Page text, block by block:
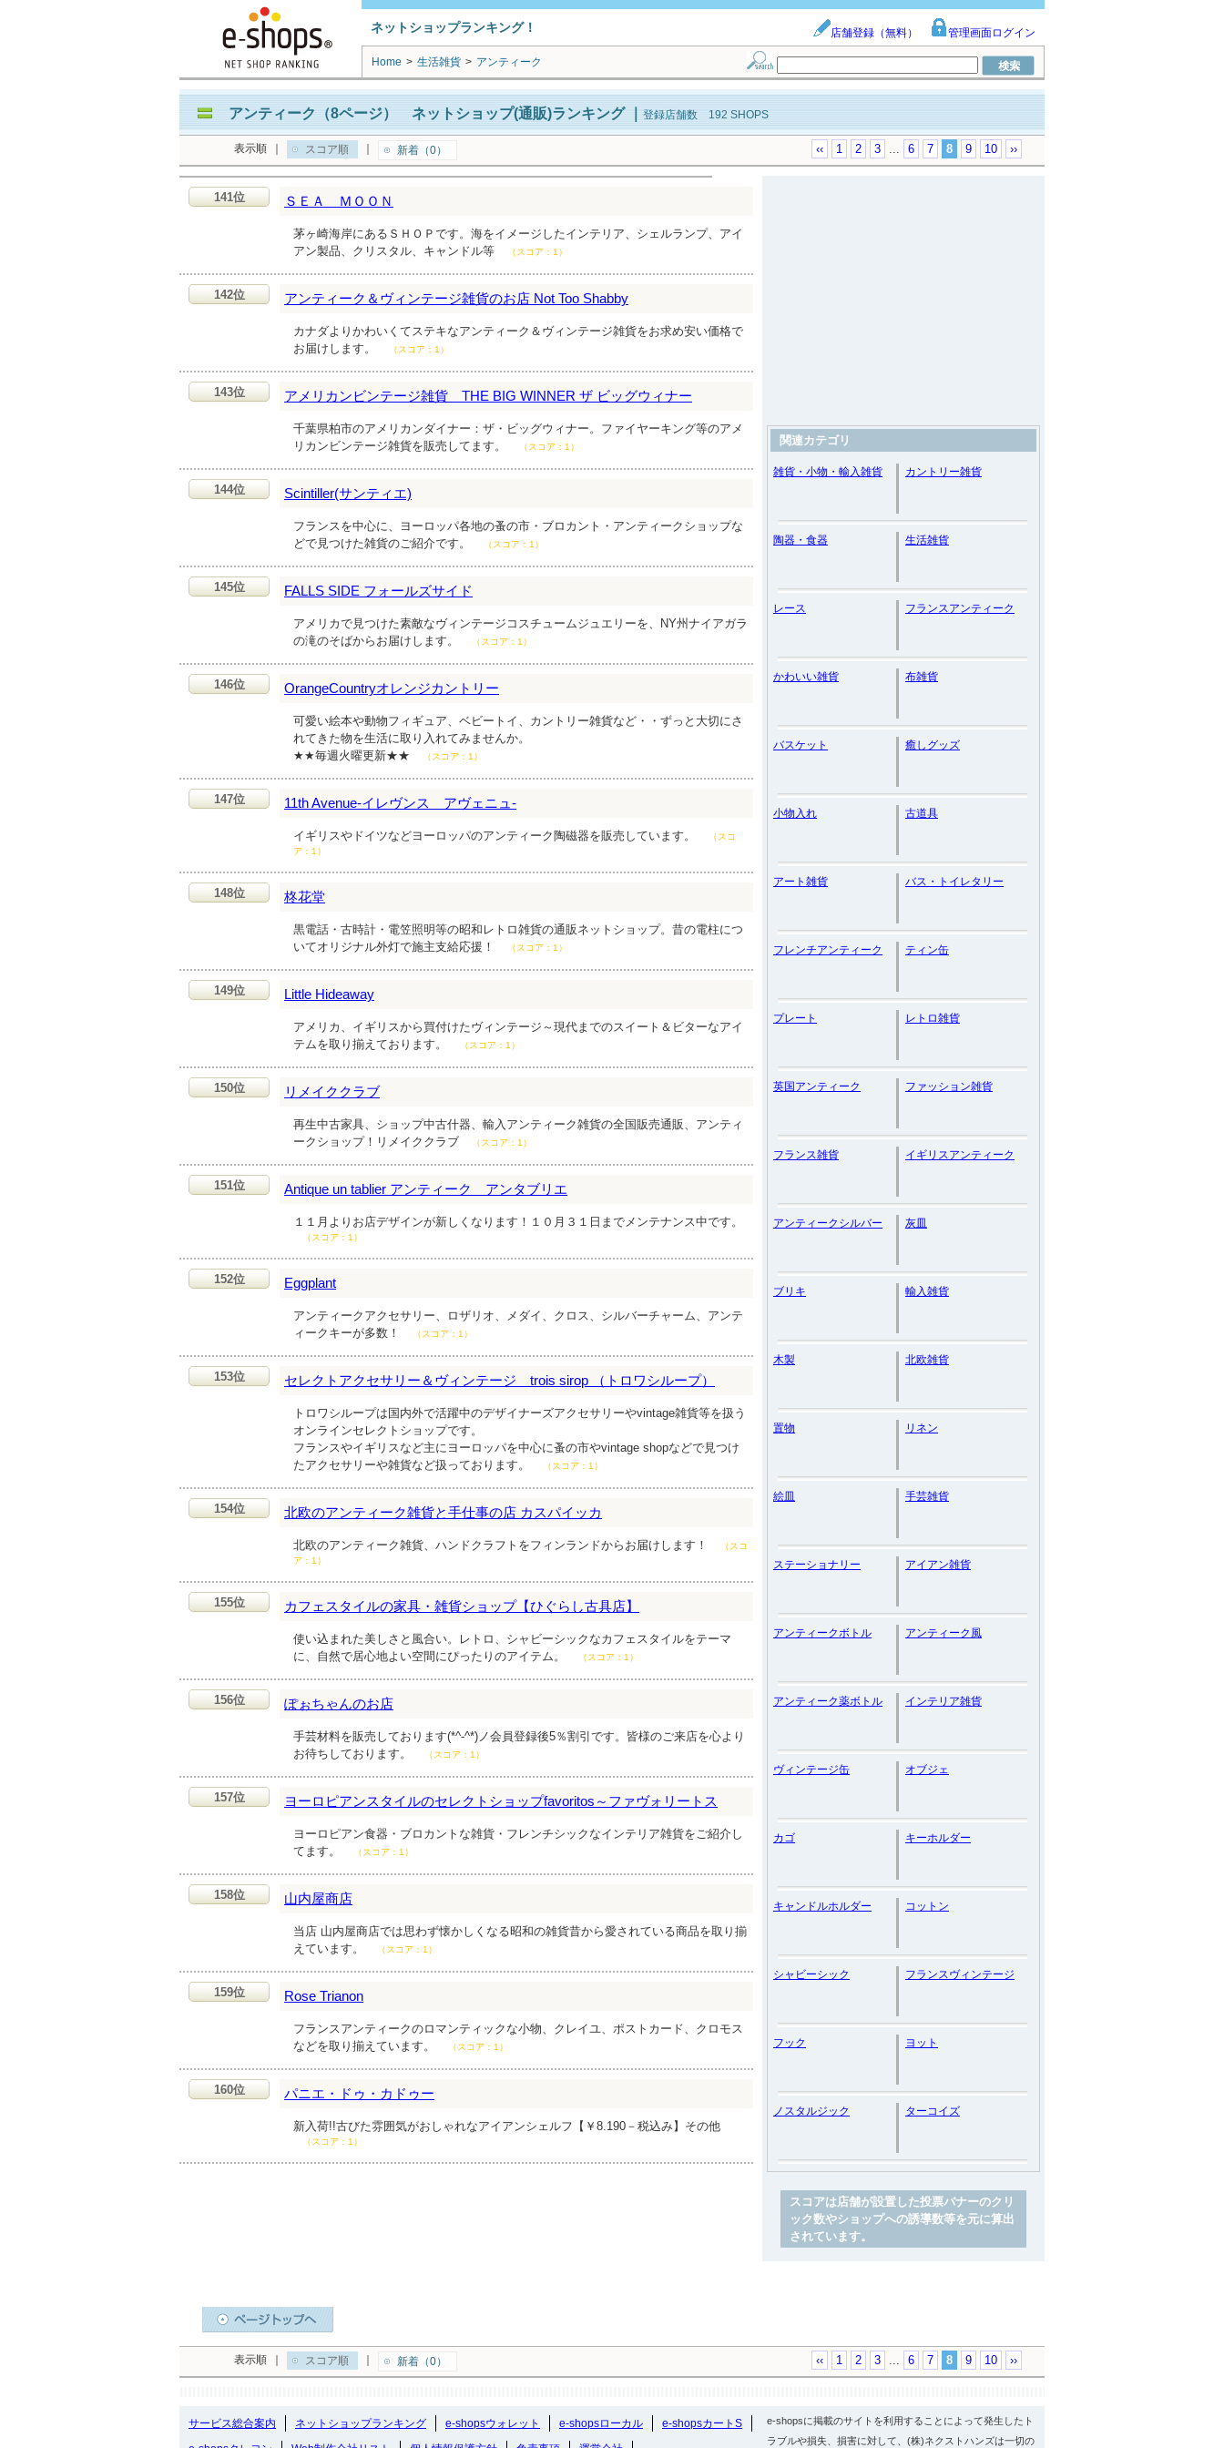
ネットショップランキング！ 店舗登録（無料） 管理画面ログイン
Home > 生活雑貨 > アンティーク
アンティーク（8ページ） ネットショップ(通販)ランキング｜ 登録店舗数 192 SHOPS
表示順 スコア順 新着（0） ‹‹ 1 2 3 ... 6 7 8 9 10 ››
141位 ＳＥＡ ＭＯＯＮ
茅ヶ崎海岸にあるＳＨＯＰです。海をイメージしたインテリア、シェルランプ、アイ
アン製品、クリスタル、キャンドル等
（スコア：1）
142位 アンティーク＆ヴィンテージ雑貨のお店 Not Too Shabby
カナダよりかわいくてステキなアンティーク＆ヴィンテージ雑貨をお求め安い価格で
お届けします。
（スコア：1）
143位 アメリカンビンテージ雑貨 THE BIG WINNER ザ ビッグウィナー
千葉県柏市のアメリカンダイナー：ザ・ビッグウィナー。ファイヤーキング等のアメ
リカンビンテージ雑貨を販売してます。
（スコア：1）
144位 Scintiller(サンティエ)
フランスを中心に、ヨーロッパ各地の蚤の市・ブロカント・アンティークショップな
どで見つけた雑貨のご紹介です。
（スコア：1）
145位 FALLS SIDE フォールズサイド
アメリカで見つけた素敵なヴィンテージコスチュームジュエリーを、NY州ナイアガラ
の滝のそばからお届けします。
（スコア：1）
146位 OrangeCountryオレンジカントリー
可愛い絵本や動物フィギュア、ベビートイ、カントリー雑貨など・・ずっと大切にさ
れてきた物を生活に取り入れてみませんか。
★★毎週火曜更新★★
（スコア：1）
147位 11th Avenue-イレヴンス アヴェニュ-
イギリスやドイツなどヨーロッパのアンティーク陶磁器を販売しています。
（スコ
ア：1）
148位 柊花堂
黒電話・古時計・電笠照明等の昭和レトロ雑貨の通販ネットショップ。昔の電柱につ
いてオリジナル外灯で施主支給応援！
（スコア：1）
149位 Little Hideaway
アメリカ、イギリスから買付けたヴィンテージ～現代までのスイート＆ビターなアイ
テムを取り揃えております。
（スコア：1）
150位 リメイククラブ
再生中古家具、ショップ中古什器、輸入アンティーク雑貨の全国販売通販、アンティ
ークショップ！リメイククラブ
（スコア：1）
151位 Antique un tablier アンティーク アンタブリエ
１１月よりお店デザインが新しくなります！１０月３１日までメンテナンス中です。
（スコア：1）
152位 Eggplant
アンティークアクセサリー、ロザリオ、メダイ、クロス、シルバーチャーム、アンテ
ィークキーが多数！
（スコア：1）
153位 セレクトアクセサリー＆ヴィンテージ trois sirop （トロワシループ）
トロワシループは国内外で活躍中のデザイナーズアクセサリーやvintage雑貨等を扱う
オンラインセレクトショップです。
フランスやイギリスなど主にヨーロッパを中心に蚤の市やvintage shopなどで見つけ
たアクセサリーや雑貨など扱っております。
（スコア：1）
154位 北欧のアンティーク雑貨と手仕事の店 カスパイッカ
北欧のアンティーク雑貨、ハンドクラフトをフィンランドからお届けします！
（スコ
ア：1）
155位 カフェスタイルの家具・雑貨ショップ【ひぐらし古具店】
使い込まれた美しさと風合い。レトロ、シャビーシックなカフェスタイルをテーマ
に、自然で居心地よい空間にぴったりのアイテム。
（スコア：1）
156位 ぽぉちゃんのお店
手芸材料を販売しております(*^-^*)ノ会員登録後5％割引です。皆様のご来店を心より
お待ちしております。
（スコア：1）
157位 ヨーロピアンスタイルのセレクトショップfavoritos～ファヴォリートス
ヨーロピアン食器・ブロカントな雑貨・フレンチシックなインテリア雑貨をご紹介し
てます。
（スコア：1）
158位 山内屋商店
当店 山内屋商店では思わず懐かしくなる昭和の雑貨昔から愛されている商品を取り揃
えています。
（スコア：1）
159位 Rose Trianon
フランスアンティークのロマンティックな小物、クレイユ、ポストカード、クロモス
などを取り揃えています。
（スコア：1）
160位 パニエ・ドゥ・カドゥー
新入荷!!古びた雰囲気がおしゃれなアイアンシェルフ【￥8.190－税込み】その他
（スコア：1）
関連カテゴリ
雑貨・小物・輸入雑貨 カントリー雑貨
陶器・食器 生活雑貨
レース フランスアンティーク
かわいい雑貨 布雑貨
バスケット 癒しグッズ
小物入れ 古道具
アート雑貨 バス・トイレタリー
フレンチアンティーク ティン缶
プレート レトロ雑貨
英国アンティーク ファッション雑貨
フランス雑貨 イギリスアンティーク
アンティークシルバー 灰皿
ブリキ 輸入雑貨
木製 北欧雑貨
置物 リネン
絵皿 手芸雑貨
ステーショナリー アイアン雑貨
アンティークボトル アンティーク風
アンティーク薬ボトル インテリア雑貨
ヴィンテージ缶 オブジェ
カゴ キーホルダー
キャンドルホルダー コットン
シャビーシック フランスヴィンテージ
フック ヨット
ノスタルジック ターコイズ
スコアは店舗が設置した投票バナーのクリ
ック数やショップへの誘導数等を元に算出
されています。
表示順 スコア順 新着（0） ‹‹ 1 2 3 ... 6 7 8 9 10 ››
サービス総合案内 ネットショップランキング e-shopsウォレット e-shopsローカル
e-shopsカートS
e-shopsに掲載のサイトを利用することによって発生したト
ラブルや損失、損害に対して、(株)ネクストハンズは一切の